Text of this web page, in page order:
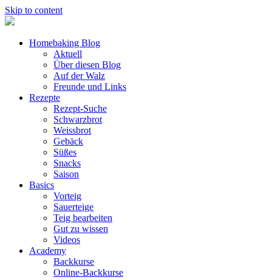
Skip to content
Homebaking Blog
Aktuell
Über diesen Blog
Auf der Walz
Freunde und Links
Rezepte
Rezept-Suche
Schwarzbrot
Weissbrot
Gebäck
Süßes
Snacks
Saison
Basics
Vorteig
Sauerteige
Teig bearbeiten
Gut zu wissen
Videos
Academy
Backkurse
Online-Backkurse